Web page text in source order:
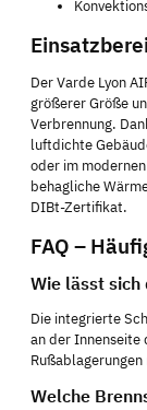
Der Varde Lyon
größerer Größe
Verbrennung.
luftdichte
oder im
behagliche
DIBt-Zertifikat.
FAQ –
Wie lässt sich
Die integrierte
an der Innenseite
Welche